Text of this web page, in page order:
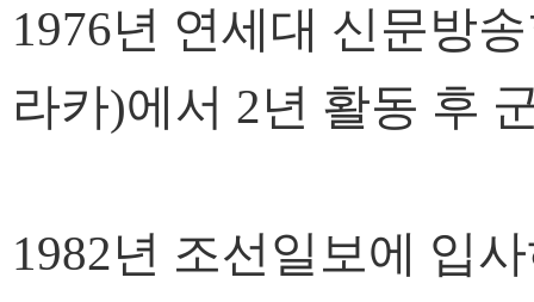
1976년 연세대 신문방
라카)에서 2년 활동 후
1982년 조선일보에 입